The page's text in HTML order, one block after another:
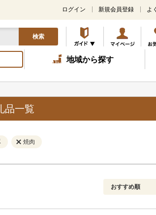
ログイン 新規会員登録 よ
検索
地域から探す
品一覧
焼肉
解除
おすすめ順